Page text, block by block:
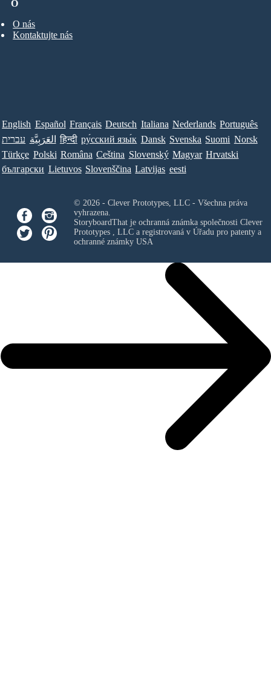
O
O nás
Kontaktujte nás
English Español Français Deutsch Italiana Nederlands Português
עברית العَرَبِيَّة हिन्दी ру́сский язы́к Dansk Svenska Suomi Norsk
Türkçe Polski Româna Ceština Slovenský Magyar Hrvatski
български Lietuvos Slovenščina Latvijas eesti
© 2026 - Clever Prototypes, LLC - Všechna práva
vyhrazena.
StoryboardThat je ochranná známka společnosti Clever
Prototypes , LLCa registrovaná v Úřadu pro patenty a
ochranné známky USA